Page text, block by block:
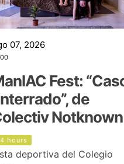
07, 2026
Fest:
de
Notknown
hours
deportiva del Colegio